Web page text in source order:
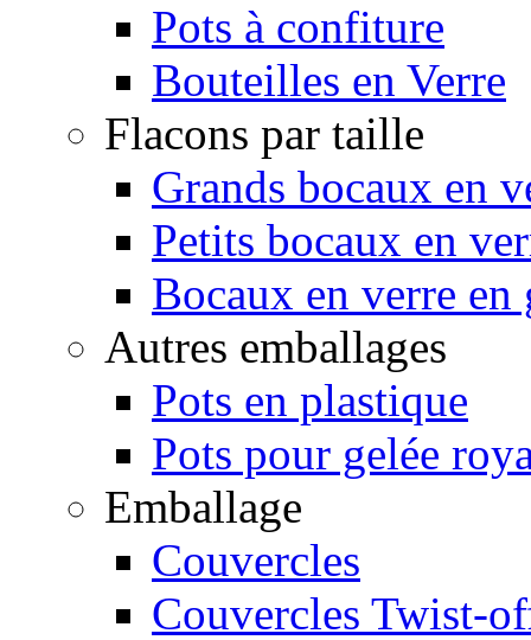
Pots à confiture
Bouteilles en Verre
Flacons par taille
Grands bocaux en
Petits bocaux en
Bocaux en verre en
Autres emballages
Pots en plastique
Pots pour gelée
Emballage
Couvercles
Couvercles Twist-